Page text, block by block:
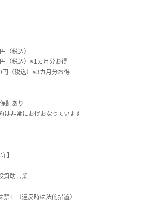
税込）
税込）※1カ月分お得
（税込）※3カ月分お得
証あり
は非常にお得おなっています
】
資助言業
止（違反時は法的措置）